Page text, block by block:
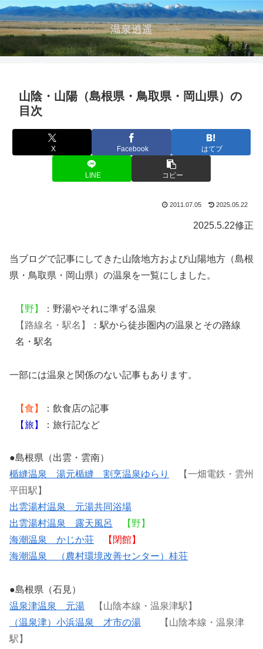
温泉逍遥
山陰・山陽（島根県・鳥取県・岡山県）の
目次
X Facebook はてブ
LINE コピー
2011.07.05 2025.05.22
2025.5.22修正
当ブログで記事にしてきた山陰地方および山陽地方（島根
県・鳥取県・岡山県）の温泉を一覧にしました。
【野】
：野湯やそれに準ずる温泉
【路線名・駅名】
：駅から徒歩圏内の温泉とその路線
名・駅名
一部には温泉と関係のない記事もあります。
【食】
：飲食店の記事
【旅】
：旅行記など
●島根県（出雲・雲南）
楯縫温泉 湯元楯縫 割烹温泉ゆらり
【一畑電鉄・雲州
平田駅】
出雲湯村温泉 元湯共同浴場
出雲湯村温泉 露天風呂
【野】
海潮温泉 かじか荘
【閉館】
海潮温泉 （農村環境改善センター）桂荘
●島根県（石見）
温泉津温泉 元湯
【山陰本線・温泉津駅】
（温泉津）小浜温泉 才市の湯
【山陰本線・温泉津
駅】